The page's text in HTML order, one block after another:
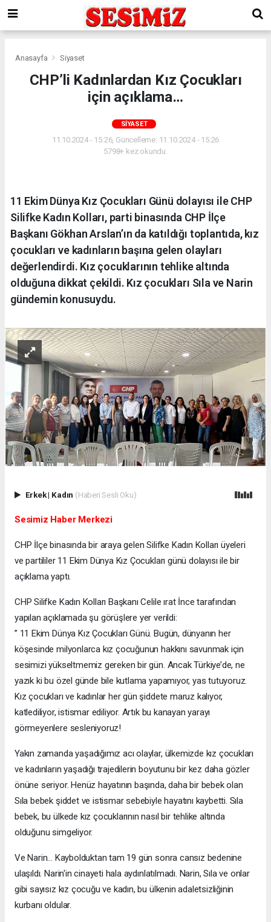
Anasayfa Siyaset
CHP’li Kadınlardan Kız Çocukları
için açıklama…
SIYASET
11.10.2024 - 15:26, Güncelleme: 11.10.2024 - 15:26
5798+ kez okundu.
11 Ekim Dünya Kız Çocukları Günü dolayısı ile CHP
Silifke Kadın Kolları, parti binasında CHP İlçe
Başkanı Gökhan Arslan’ın da katıldığı toplantıda, kız
çocukları ve kadınların başına gelen olayları
değerlendirdi. Kız çocuklarının tehlike altında
olduğuna dikkat çekildi. Kız çocukları Sıla ve Narin
gündemin konusuydu.
Erkek| Kadın (Haberi Sesli Oku)
Sesimiz Haber Merkezi
CHP İlçe binasında bir araya gelen Silifke Kadın Kolları üyeleri
ve partililer 11 Ekim Dünya Kız Çocukları günü dolayısı ile bir
açıklama yaptı.
CHP Silifke Kadın Kolları Başkanı Celile ırat İnce tarafından
yapılan açıklamada şu görüşlere yer verildi:
” 11 Ekim Dünya Kız Çocukları Günü. Bugün, dünyanın her
köşesinde milyonlarca kız çocuğunun hakkını savunmak için
sesimizi yükseltmemiz gereken bir gün. Ancak Türkiye’de, ne
yazık ki bu özel günde bile kutlama yapamıyor, yas tutuyoruz.
Kız çocukları ve kadınlar her gün şiddete maruz kalıyor,
katlediliyor, istismar ediliyor. Artık bu kanayan yarayı
görmeyenlere sesleniyoruz!
Yakın zamanda yaşadığımız acı olaylar, ülkemizde kız çocukları
ve kadınların yaşadığı trajedilerin boyutunu bir kez daha gözler
önüne seriyor. Henüz hayatının başında, daha bir bebek olan
Sıla bebek şiddet ve istismar sebebiyle hayatını kaybetti. Sıla
bebek, bu ülkede kız çocuklarının nasıl bir tehlike altında
olduğunu simgeliyor.
Ve Narin... Kaybolduktan tam 19 gün sonra cansız bedenine
ulaşıldı. Narin'in cinayeti hala aydınlatılmadı. Narin, Sıla ve onlar
gibi sayısız kız çocuğu ve kadın, bu ülkenin adaletsizliğinin
kurbanı oldular.